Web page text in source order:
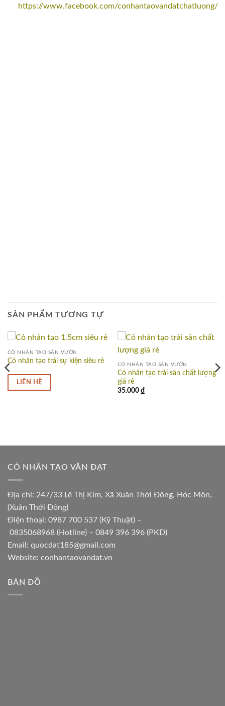
https://www.facebook.com/conhantaovandatchatluong/
SẢN PHẨM TƯƠNG TỰ
CỎ NHÂN TẠO SÂN VƯỜN
Cỏ nhân tạo trải sự kiện siêu rẻ
LIÊN HỆ
CỎ NHÂN TẠO SÂN VƯỜN
Cỏ nhân tạo trải sân chất lượng
giá rẻ
35.000 ₫
CỎ NHÂN TẠO VĂN ĐẠT
Địa chỉ: 247/33 Lê Thị Kim, Xã Xuân Thới Đông, Hóc Môn,
(Xuân Thới Đông)
Điện thoại: 0987 700 537 (Kỹ Thuật) –
0835068968 (Hotline) – 0849 396 396 (PKD)
Email: quocdat185@gmail.com
Website: conhantaovandat.vn
BẢN ĐỒ